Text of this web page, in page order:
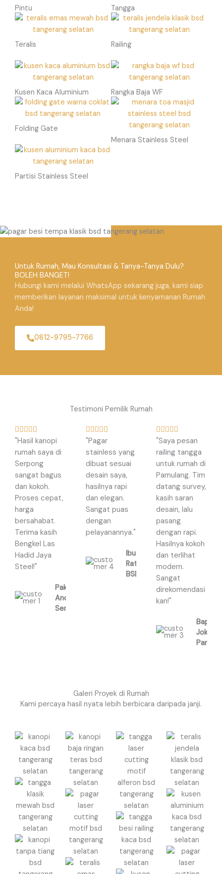
Pintu Tangga
Teralis Railing
Kusen Kaca Aluminium Rangka Baja WF
Folding Gate
Menara Stainless Steel
Partisi Stainless Steel
Untuk Rumah, Mau Konsultasi & Tanya-Tanya Dulu?
BOLEH BANGET!
Hubungi kami melalui WhatsApp sekarang juga, kami siap
memberikan layanan maksimal untuk kenyamanan Rumah
Anda!
0812-9795-7766
Testimoni Pemilik Rumah
    
a
t
e
d
5
o
t
o
f
5
"Hasil kanopi
rumah saya di
Serpong
sangat bagus
dan kokoh.
Proses cepat,
harga
bersahabat.
Terima kasih
Bengkel Las
Hadid Jaya
Steel!"
Pak
Andi,
Serpong
    R
a
t
e
d
5
o
u
t
o
"Pagar
stainless yang
dibuat sesuai
desain saya,
hasilnya rapi
dan elegan.
Sangat puas
dengan
pelayanannya."
Ibu
Ratna,
BSD
    
a
t
e
d
5
o
u
t
o
f
5
"Saya pesan
railing tangga
untuk rumah di
Pamulang. Tim
datang survey,
kasih saran
desain, lalu
pasang
dengan rapi.
Hasilnya kokoh
dan terlihat
modern.
Sangat
direkomendasi
kan!"
Bapak
Joko,
Galeri Proyek di Rumah
Kami percaya hasil nyata lebih berbicara daripada janji.